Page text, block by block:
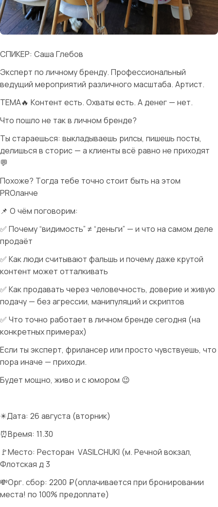
СПИКЕР: Саша Глебов
Эксперт по личному бренду. Профессиональный
ведущий мероприятий различного масштаба. Артист.
ТЕМА🔥 Контент есть. Охваты есть. А денег — нет.
Что пошло не так в личном бренде?
Ты стараешься: выкладываешь рилсы, пишешь посты,
делишься в сторис — а клиенты всё равно не приходят
💬
Похоже? Тогда тебе точно стоит быть на этом
PROланче
📌 О чём поговорим:
✅ Почему “видимость” ≠ “деньги” — и что на самом деле
продаёт
✅ Как люди считывают фальшь и почему даже крутой
контент может отталкивать
✅ Как продавать через человечность, доверие и живую
подачу — без агрессии, манипуляций и скриптов
✅ Что точно работает в личном бренде сегодня (на
конкретных примерах)
Если ты эксперт, фрилансер или просто чувствуешь, что
пора иначе — приходи.
Будет мощно, живо и с юмором 😉
✴️Дата: 26 августа (вторник)
⏰Время: 11.30
🚩Место: Ресторан VASILCHUKI (м. Речной вокзал,
Флотская д 3
💸Орг. сбор: 2200 ₽(оплачивается при бронировании
места! по 100% предоплате)